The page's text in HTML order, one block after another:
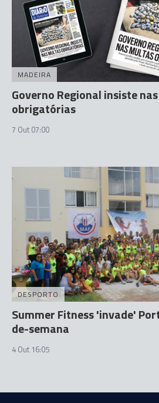
MADEIRA
Governo Regional insiste
obrigatórias
7 Out 07:00
DESPORTO
Summer Fitness 'invade'
de-semana
4 Out 16:05